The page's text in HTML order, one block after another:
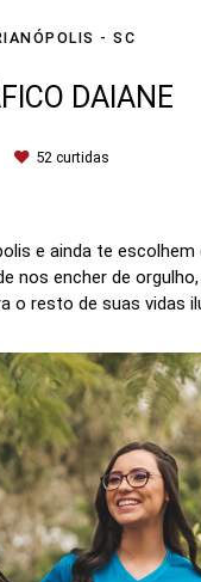
- SC
DAIANE
52 curtidas
e ainda te
nos encher de
o resto de suas vidas